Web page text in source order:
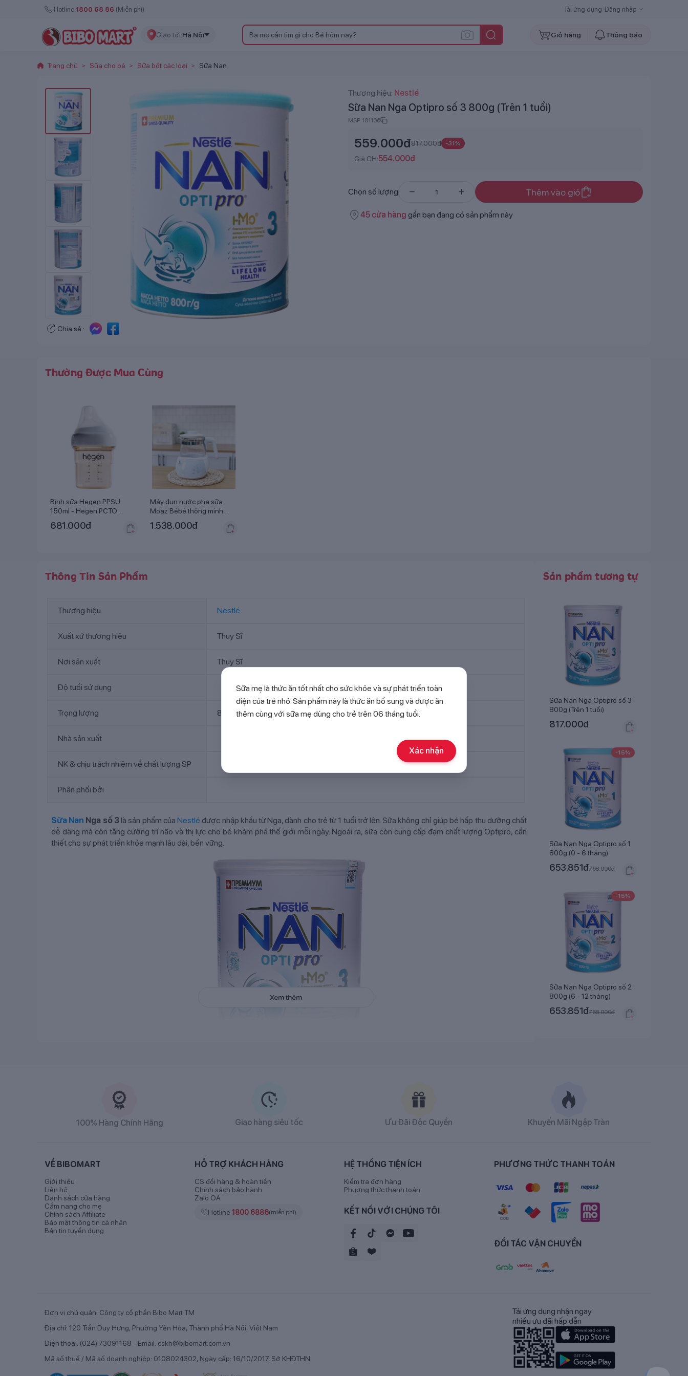
Hotline 1800 68 86 (Miễn phí) Tải ứng dụng Đăng nhập
Giao tới:Hà Nội Giỏ hàng Thông báo
Trang chủ > Sữa cho bé > Sữa bột các loại > Sữa Nan
Chia sẻ :
Thương hiệu: Nestlé
Sữa Nan Nga Optipro số 3 800g (Trên 1 tuổi)
MSP:101106
559.000đ817.000đ -31 %
Giá CH:554.000đ
Chọn số lượng Thêm vào giỏ
45 cửa hàng gần bạn đang có sản phẩm này
Thường Được Mua Cùng
Bình sữa Hegen PPSU
150ml - Hegen PCTO
681.000đ
Máy đun nước pha sữa
Moaz Bébé thông minh
1.538.000đ
Thông Tin Sản Phẩm
Thương hiệu Nestlé
Xuất xứ thương hiệu Thụy Sĩ
Nơi sản xuất Thụy Sĩ
Độ tuổi sử dụng
Trọng lượng 800g
Nhà sản xuất
NK & chịu trách nhiệm về chất lượng SP
Phân phối bởi
Sữa Nan Nga số 3 là sản phẩm củaNestlé được nhập khẩu từ Nga, dành cho trẻ từ 1 tuổi trở lên. Sữa không chỉ giúp bé hấp thu dưỡng chất
dễ dàng mà còn tăng cường trí não và thị lực cho bé khám phá thế giới mỗi ngày. Ngoài ra, sữa còn cung cấp đạm chất lượng Optipro, cần
thiết cho sự phát triển khỏe mạnh lâu dài, bền vững.
1. Giới thiệu chung về Sữa Nan Nga số 3
1.1 Nguồn gốc xuất xứ
Nestlé - thương hiệu dinh dưỡng uy tín thế giới
Xem thêm
Sản phẩm tương tự
Sữa Nan Nga Optipro số 3
800g (Trên 1 tuổi)
817.000đ
-15%
Sữa Nan Nga Optipro số 1
800g (0 - 6 tháng)
653.851đ768.000đ
-15%
Sữa Nan Nga Optipro số 2
800g (6 - 12 tháng)
653.851đ768.000đ
Sữa mẹ là thức ăn tốt nhất cho sức khỏe và sự phát triển toàn
diện của trẻ nhỏ. Sản phẩm này là thức ăn bổ sung và được ăn
thêm cùng với sữa mẹ dùng cho trẻ trên 06 tháng tuổi.
Xác nhận
100% Hàng Chính Hãng Giao hàng siêu tốc Ưu Đãi Độc Quyền Khuyến Mãi Ngập Tràn
VỀ BIBOMART
Giới thiệu
Liên hệ
Danh sách cửa hàng
Cẩm nang cho mẹ
Chính sách Affiliate
Bảo mật thông tin cá nhân
Bản tin tuyển dụng
HỖ TRỢ KHÁCH HÀNG
CS đổi hàng & hoàn tiền
Chính sách bảo hành
Zalo OA
Hotline 1800 6886(miễn phí)
HỆ THỐNG TIỆN ÍCH
Kiểm tra đơn hàng
Phương thức thanh toán
KẾT NỐI VỚI CHÚNG TÔI
PHƯƠNG THỨC THANH TOÁN
ĐỐI TÁC VẬN CHUYỂN
Đơn vị chủ quản: Công ty cổ phần Bibo Mart TM
Địa chỉ: 120 Trần Duy Hưng, Phường Yên Hòa, Thành phố Hà Nội, Việt Nam
Điện thoại: (024) 73091168 - Email: cskh@bibomart.com.vn
Mã số thuế / Mã số doanh nghiệp: 0108024302, Ngày cấp: 16/10/2017, Sở KHĐTHN
Tải ứng dụng nhận ngay
nhiều ưu đãi hấp dẫn